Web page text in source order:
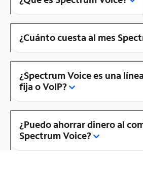
¿Cuánto cuesta al mes
¿Spectrum Voice es una
fija o VoIP?
¿Puedo ahorrar dinero al
Spectrum Voice?